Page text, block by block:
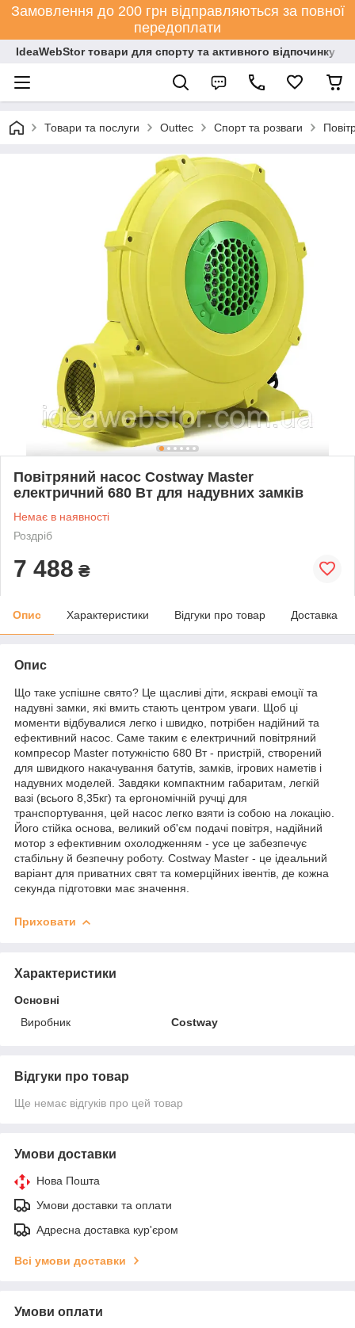
Замовлення до 200 грн відправляються за повної
передоплати
IdeaWebStor товари для спорту та активного відпочинку
Товари та послуги Outtec Спорт та розваги
Повітряний насос Costway Master
електричний 680 Вт для надувних замків
Немає в наявності
Роздріб
7 488 ₴
Опис Характеристики Відгуки про товар Доставка
Опис
Що таке успішне свято? Це щасливі діти, яскраві емоції та
надувні замки, які вмить стають центром уваги. Щоб ці
моменти відбувалися легко і швидко, потрібен надійний та
ефективний насос. Саме таким є електричний повітряний
компресор Master потужністю 680 Вт - пристрій, створений
для швидкого накачування батутів, замків, ігрових наметів і
надувних моделей. Завдяки компактним габаритам, легкій
вазі (всього 8,35кг) та ергономічній ручці для
транспортування, цей насос легко взяти із собою на локацію.
Його стійка основа, великий об'єм подачі повітря, надійний
мотор з ефективним охолодженням - усе це забезпечує
стабільну й безпечну роботу. Costway Master - це ідеальний
варіант для приватних свят та комерційних івентів, де кожна
секунда підготовки має значення.
Приховати
Характеристики
Основні
Виробник
Costway
Відгуки про товар
Ще немає відгуків про цей товар
Умови доставки
Нова Пошта
Умови доставки та оплати
Адресна доставка кур'єром
Всі умови доставки
Умови оплати